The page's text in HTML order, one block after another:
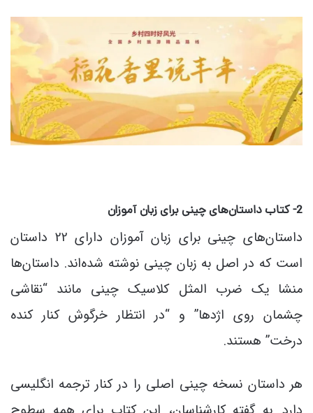
2- کتاب داستان‌های چینی برای زبان آموزان
داستان‌های چینی برای زبان آموزان دارای 22 داستان
است که در اصل به زبان چینی نوشته شده‌اند. داستان‌ها
منشا یک ضرب المثل کلاسیک چینی مانند “نقاشی
چشمان روی اژدها” و “در انتظار خرگوش کنار کنده
درخت” هستند.
هر داستان نسخه چینی اصلی را در کنار ترجمه انگلیسی